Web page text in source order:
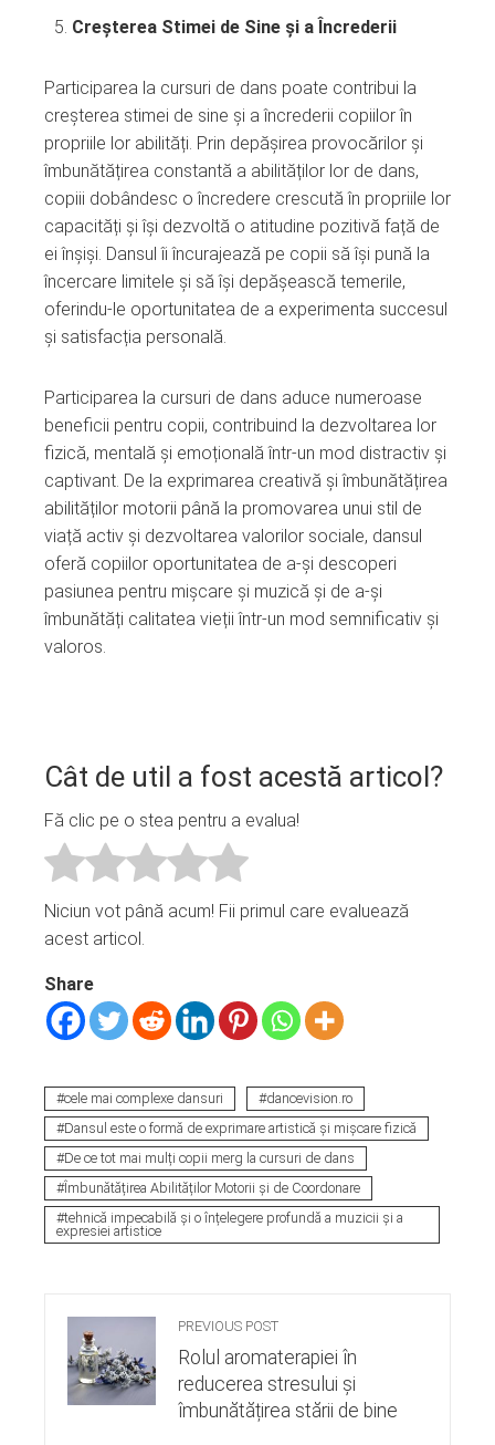
Creșterea Stimei de Sine și a Încrederii
Participarea la cursuri de dans poate contribui la
creșterea stimei de sine și a încrederii copiilor în
propriile lor abilități. Prin depășirea provocărilor și
îmbunătățirea constantă a abilităților lor de dans,
copiii dobândesc o încredere crescută în propriile lor
capacități și își dezvoltă o atitudine pozitivă față de
ei înșiși. Dansul îi încurajează pe copii să își pună la
încercare limitele și să își depășească temerile,
oferindu-le oportunitatea de a experimenta succesul
și satisfacția personală.
Participarea la cursuri de dans aduce numeroase
beneficii pentru copii, contribuind la dezvoltarea lor
fizică, mentală și emoțională într-un mod distractiv și
captivant. De la exprimarea creativă și îmbunătățirea
abilităților motorii până la promovarea unui stil de
viață activ și dezvoltarea valorilor sociale, dansul
oferă copiilor oportunitatea de a-și descoperi
pasiunea pentru mișcare și muzică și de a-și
îmbunătăți calitatea vieții într-un mod semnificativ și
valoros.
Cât de util a fost acestă articol?
Fă clic pe o stea pentru a evalua!
Niciun vot până acum! Fii primul care evaluează
acest articol.
Share
cele mai complexe dansuri
dancevision.ro
Dansul este o formă de exprimare artistică și mișcare fizică
De ce tot mai mulți copii merg la cursuri de dans
Îmbunătățirea Abilităților Motorii și de Coordonare
tehnică impecabilă și o înțelegere profundă a muzicii și a
expresiei artistice
PREVIOUS POST
Rolul aromaterapiei în
reducerea stresului și
îmbunătățirea stării de bine